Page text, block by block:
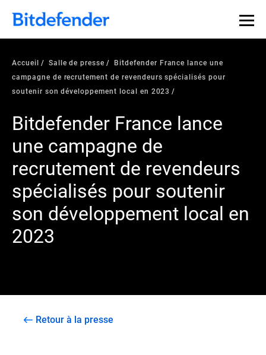
Accueil Salle de presse
Bitdefender France lance une
campagne de recrutement de revendeurs spécialisés pour
soutenir son développement local en 2023
Bitdefender France lance
une campagne de
recrutement de revendeurs
spécialisés pour soutenir
son développement local en
2023
Retour à la presse